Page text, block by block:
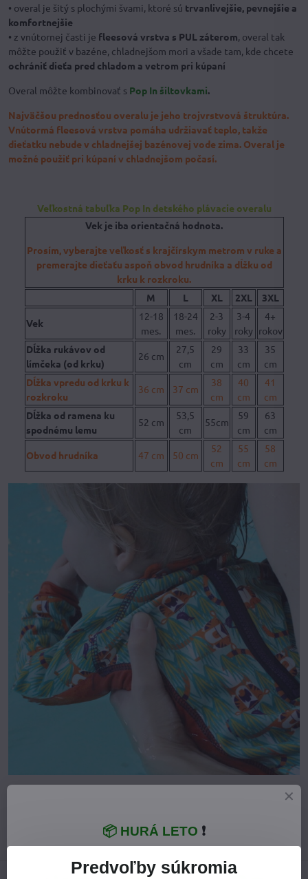
• overal je šitý s plochými švami, ktoré sú trvanlivejšie, pevnejšie a
komfortnejšie
• z vnútornej časti je fleesová vrstva s PUL záterom, overal tak
môžte použiť v bazéne, chladnejšom mori a všade tam, kde chcete
ochrániť dieťa pred chladom a vetrom pri kúpaní
Overal môžte kombinovať s Pop In šiltovkami.
Najväčšou prednosťou overalu je jeho trojvrstvová štruktúra.
Vnútormá fleesová vrstva pomáha udržiavať teplo, takže
dieťatku nebude v chladnejšej bazénovej vode zima. Overal je
možné použiť pri kúpaní v chladnejšom počasí.
Veľkostná tabuľka Pop In detského plávacie overalu
Vek je iba orientačná hodnota.
Prosím, vyberajte veľkosť s krajčírskym metrom v ruke a
premerajte dieťaťu aspoň obvod hrudníka a dĺžku od
krku k rozkroku.
M
L XL 2XL 3XL
Vek
12-18
mes.
18-24
mes.
2-3
roky
3-4
roky
4+
rokov
Dĺžka rukávov od
límčeka (od krku)
26 cm
27,5
cm
29
cm
33
cm
35
cm
Dĺžka vpredu od krku k
rozkroku
36 cm 37 cm
38
cm
40
cm
41
cm
Dĺžka od ramena ku
spodnému lemu
52 cm
53,5
cm
55cm
59
cm
63
cm
Obvod hrudníka 47 cm 50 cm
52
cm
55
cm
58
cm
Dojčenské plavky
Tričká, overaly s UV filtrom
Predvoľby súkromia
📦 HURÁ LETO ❗